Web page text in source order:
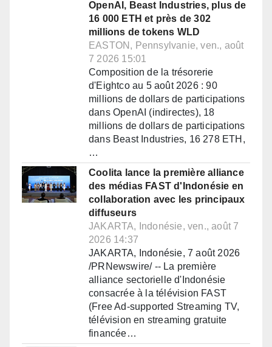
OpenAI, Beast Industries, plus de
16 000 ETH et près de 302
millions de tokens WLD
EASTON, Pennsylvanie, ven., août
7 2026 15:01
Composition de la trésorerie
d'Eightco au 5 août 2026 : 90
millions de dollars de participations
dans OpenAI (indirectes), 18
millions de dollars de participations
dans Beast Industries, 16 278 ETH,
…
Coolita lance la première alliance
des médias FAST d'Indonésie en
collaboration avec les principaux
diffuseurs
JAKARTA, Indonésie, ven., août 7
2026 14:37
JAKARTA, Indonésie, 7 août 2026
/PRNewswire/ -- La première
alliance sectorielle d'Indonésie
consacrée à la télévision FAST
(Free Ad-supported Streaming TV,
télévision en streaming gratuite
financée…